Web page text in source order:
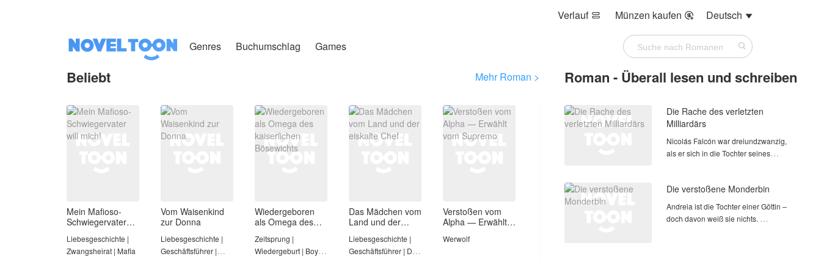
Verlauf  Münzen kaufen  Deutsch 
Genres Buchumschlag Games
Beliebt Mehr Roman >
Mein Mafioso-
Schwiegervater
Liebesgeschichte |
Zwangsheirat | Mafia
Vom Waisenkind
zur Donna
Liebesgeschichte |
Geschäftsführer |
Wiedergeboren
als Omega des
Bösewichts
Zeitsprung |
Wiedergeburt | Boys’
Das Mädchen vom
Land und der
Liebesgeschichte |
Geschäftsführer | Die
Verstoßen vom
Alpha — Erwählt
Werwolf
Roman - Überall lesen und schreiben
Die Rache des verletzten
Milliardärs
Nicolás Falcón war dreiundzwanzig,
als er sich in die Tochter seines
einflussreichsten Familien des Landes.
Was als heimliche Romanze begann
Die verstoßene Monderbin
Andreia ist die Tochter einer Göttin –
doch davon weiß sie nichts.